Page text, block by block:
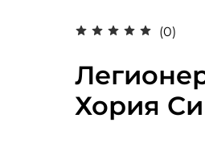
(0)
Хория